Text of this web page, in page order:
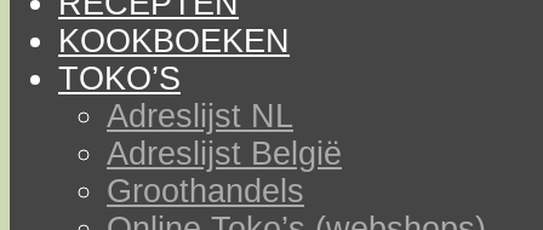
KOOKBOEKEN
TOKO’S
Adreslijst NL
Adreslijst België
Groothandels